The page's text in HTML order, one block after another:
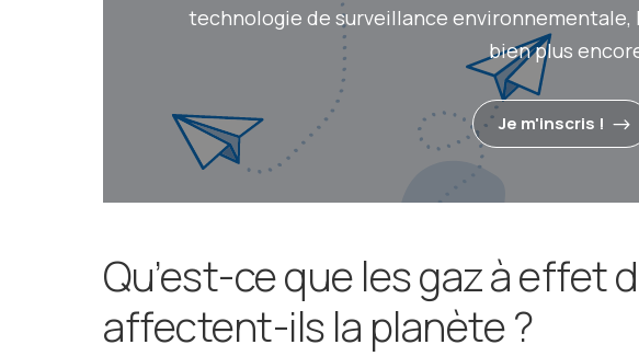
technologie de surveillance environnementale,
bien plus
Je m'inscris !
Qu’est-ce que les gaz à effet
affectent-ils la planète ?